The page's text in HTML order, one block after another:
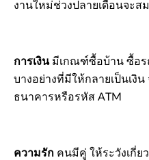
งานใหม่ช่วงปลายเดือนจะส
การเงินมีเกณฑ์ซื้อบ้าน ซื้อร
บางอย่างที่มีให้กลายเป็นเงิ
ธนาคารหรือรหัส ATM
ความรัก คนมีคู่ ให้ระวังเกี่ย